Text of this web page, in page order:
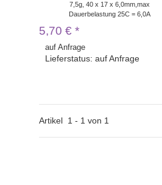
7,5g, 40 x 17 x 6,0mm,max
Dauerbelastung 25C = 6,0A
5,70 € *
auf Anfrage
Lieferstatus: auf Anfrage
Artikel 1 - 1 von 1